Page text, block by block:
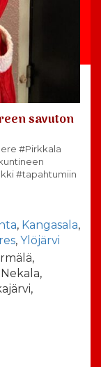
savuton
#Pirkkala
#tapahtumiin
, Kangasala,
, Ylöjärvi